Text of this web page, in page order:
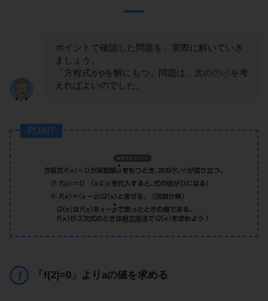
ポイントで確認した問題を、実際に解いていき
ましょう。
「方程式がpを解にもつ」問題は、次の㋐㋑を考
えればよいのでした。
POINT
「f(2)=0」よりaの値を求める